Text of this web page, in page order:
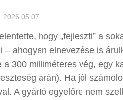
2026.05.07
hogy „fejleszti” a
– ahogyan elnevezése is
a 300 milliméteres vég, egy
árán). Ha jól
A gyártó egyelőre nem